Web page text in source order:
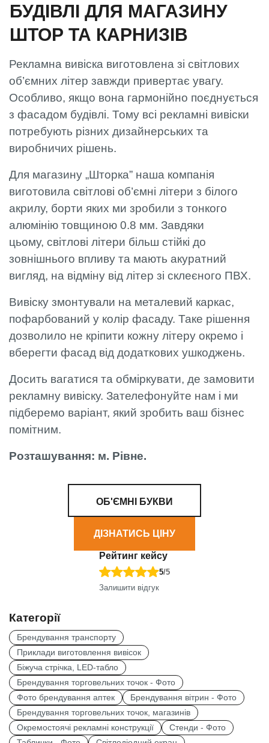
БУДІВЛІ ДЛЯ МАГАЗИНУ
ШТОР ТА КАРНИЗІВ
Рекламна вивіска виготовлена зі світлових
об’ємних літер завжди привертає увагу.
Особливо, якщо вона гармонійно поєднується
з фасадом будівлі. Тому всі рекламні вивіски
потребують різних дизайнерських та
виробничих рішень.
Для магазину „Шторка” наша компанія
виготовила світлові об’ємні літери з білого
акрилу, борти яких ми зробили з тонкого
алюмінію товщиною 0.8 мм. Завдяки
цьому, світлові літери більш стійкі до
зовнішнього впливу та мають акуратний
вигляд, на відміну від літер зі склеєного ПВХ.
Вивіску змонтували на металевий каркас,
пофарбований у колір фасаду. Таке рішення
дозволило не кріпити кожну літеру окремо і
вберегти фасад від додаткових ушкоджень.
Досить вагатися та обміркувати, де замовити
рекламну вивіску. Зателефонуйте нам і ми
підберемо варіант, який зробить ваш бізнес
помітним.
Розташування: м. Рівне.
ОБ'ЄМНІ БУКВИ
ДІЗНАТИСЬ ЦІНУ
Рейтинг кейсу
5/5
Залишити відгук
Категорії
Брендування транспорту
Приклади виготовлення вивісок
Біжуча стрічка, LED-табло
Брендування торговельних точок - Фото
Фото брендування аптек
Брендування вітрин - Фото
Брендування торговельних точок, магазинів
Окремостоячі рекламні конструкції
Стенди - Фото